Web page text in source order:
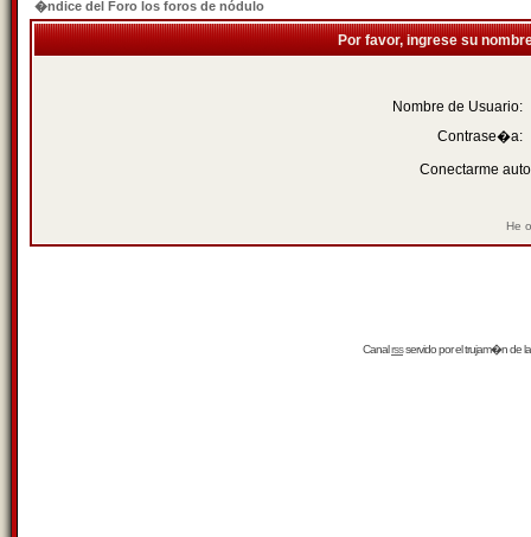
�ndice del Foro los foros de nódulo
Por favor, ingrese su
Nombre de Usuario:
Contrase�a:
Conectarme
He
Canalrssservido por eltrujam�nde